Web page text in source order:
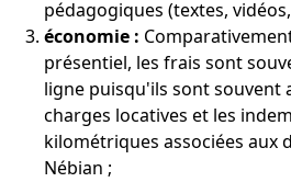
pédagogiques (textes,
économie :
présentiel, les frais sont
ligne puisqu'ils sont souvent
charges locatives et les
kilométriques associées aux
Nébian ;